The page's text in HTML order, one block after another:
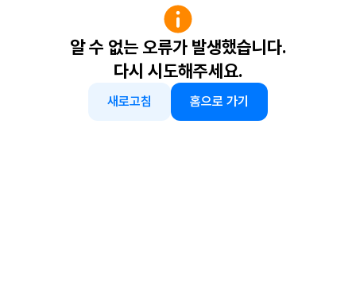
알 수 없는 오류가 발생했습니다.
다시 시도해주세요.
새로고침 홈으로 가기